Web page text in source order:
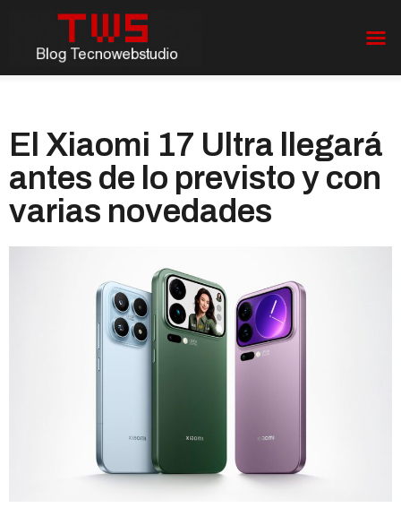
El Xiaomi 17 Ultra llegará
antes de lo previsto y con
varias novedades